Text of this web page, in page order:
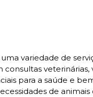
variedade de
consultas veterinárias,
para a saúde e
de